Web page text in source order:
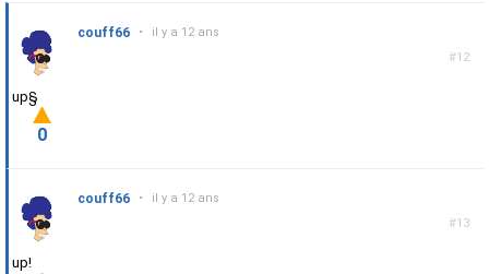
#12
couff66 • il y a 12 ans
up§
0
#13
couff66 • il y a 12 ans
up!